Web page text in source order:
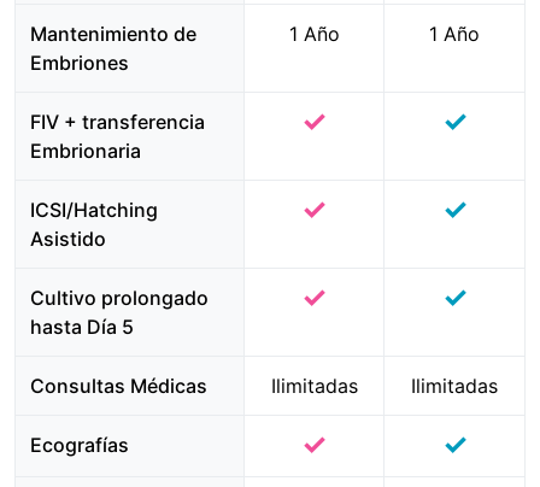
Mantenimiento de
Embriones
1 Año 1 Año
FIV + transferencia
Embrionaria
✓ ✓
ICSI/Hatching
Asistido
✓ ✓
Cultivo prolongado
hasta Día 5
✓ ✓
Consultas Médicas Ilimitadas Ilimitadas
Ecografías ✓ ✓